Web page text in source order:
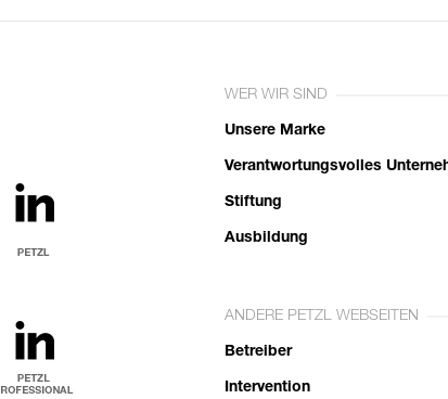
WER WIR SIND
Unsere Marke
Verantwortungsvolles
Stiftung
Ausbildung
ANDERE PETZL WEBSEITEN
Betreiber
Intervention